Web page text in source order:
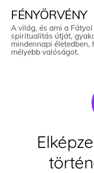
content
FÉNYÖRVÉNY
A világ, és ami a
spiritualitás útját,
mindennapi
mélyebb valóságot.